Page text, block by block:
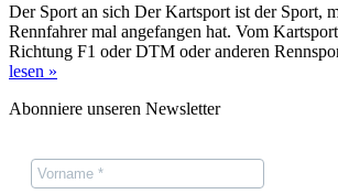
Der Sport an sich Der Kartsport ist der Sport,
Rennfahrer mal angefangen hat. Vom
Richtung F1 oder DTM oder anderen
lesen »
Abonniere unseren Newsletter